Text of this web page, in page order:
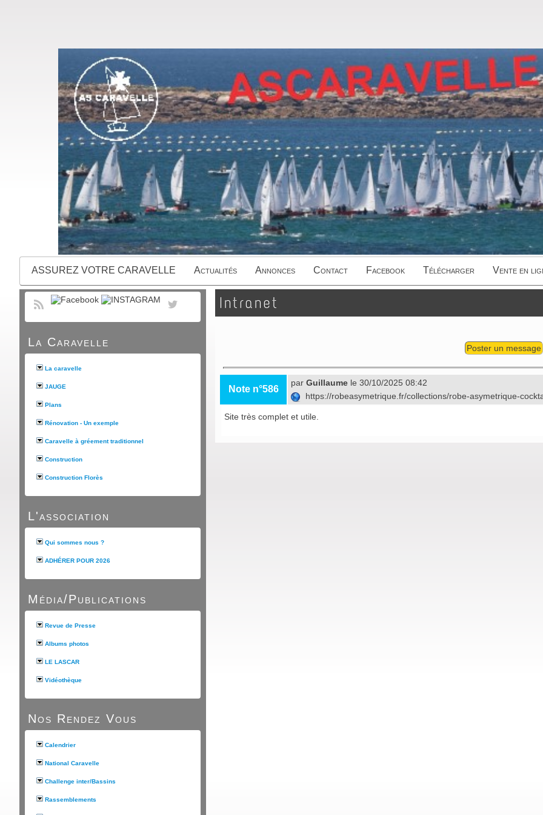
ASSUREZ VOTRE CARAVELLE Actualités Annonces Contact Facebook Télécharger Vente en
La Caravelle
La caravelle
JAUGE
Plans
Rénovation - Un exemple
Caravelle à gréement traditionnel
Construction
Construction Florès
L'association
Qui sommes nous ?
ADHÉRER POUR 2026
Média/Publications
Revue de Presse
Albums photos
LE LASCAR
Vidéothèque
Nos Rendez Vous
Calendrier
National Caravelle
Challenge inter/Bassins
Rassemblements
Intranet
Poster un message
Note n°586
par Guillaume le 30/10/2025 08:42
https://robeasymetrique.fr/collections/robe-asymetrique-
Site très complet et utile.